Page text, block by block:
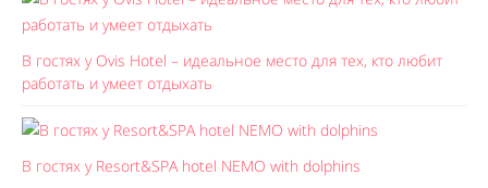
В гостях у Ovis Hotel – идеальное место для тех, кто любит
работать и умеет отдыхать
В гостях у Resort&SPA hotel NEMO with dolphins